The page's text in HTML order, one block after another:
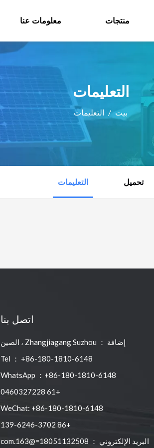
منتجات معلومات عنا
التعليمات
بيت / التعليمات
تحميل التعليمات
اتصل بنا
إضافة ： Zhangjiagang Suzhou ، الصين
Tel ： +86-180-1810-6148
WhatsApp ：+86-180-1810-6148
+61 0460327228
WeChat: +86-180-1810-6148
+86 139-6246-3702
البريد الإلكتروني ： 18051132508=@163.com